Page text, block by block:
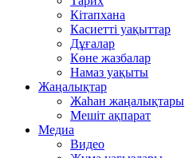
Кітапхана
Касиетті уақыттар
Дұғалар
Көне жазбалар
Намаз уақыты
Жаңалықтар
Жаһан жаңалықтары
Мешіт ақпарат
Медиа
Видео